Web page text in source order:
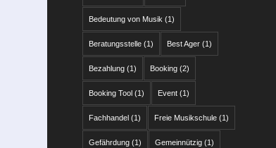
Bedeutung von Musik (1)
Beratungsstelle (1) Best Ager (1)
Bezahlung (1) Booking (2)
Booking Tool (1) Event (1)
Fachhandel (1) Freie Musikschule (1)
Gefährdung (1) Gemeinnützig (1)